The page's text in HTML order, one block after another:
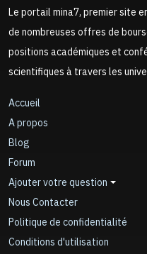
Le portail mina7, premier site
de nombreuses offres de
positions académiques et
scientifiques à travers les
Accueil
A propos
Blog
Forum
Ajouter votre question
Nous Contacter
Politique de confidentialité
Conditions d'utilisation